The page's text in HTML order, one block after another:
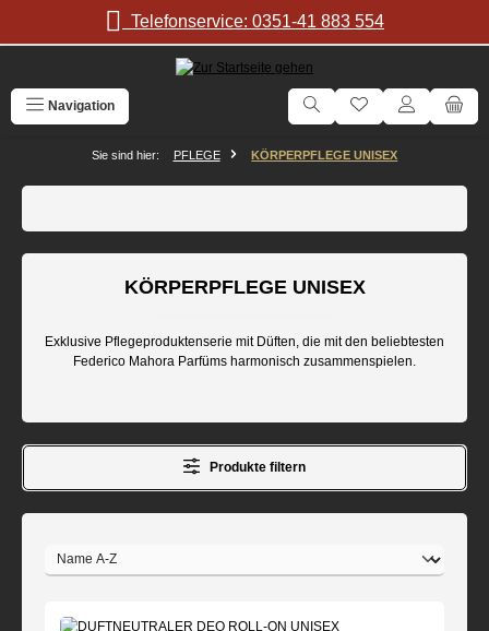
Zum Hauptinhalt springenTelefonservice: 0351-41 883 554
Navigation
Sie sind hier: PFLEGE KÖRPERPFLEGE UNISEX
KÖRPERPFLEGE UNISEX
Exklusive Pflegeproduktenserie mit Düften, die mit den beliebtesten
Federico Mahora Parfüms harmonisch zusammenspielen.
Produkte filtern